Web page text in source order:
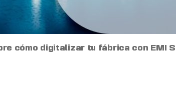
cómo digitalizar tu fábrica con EMI